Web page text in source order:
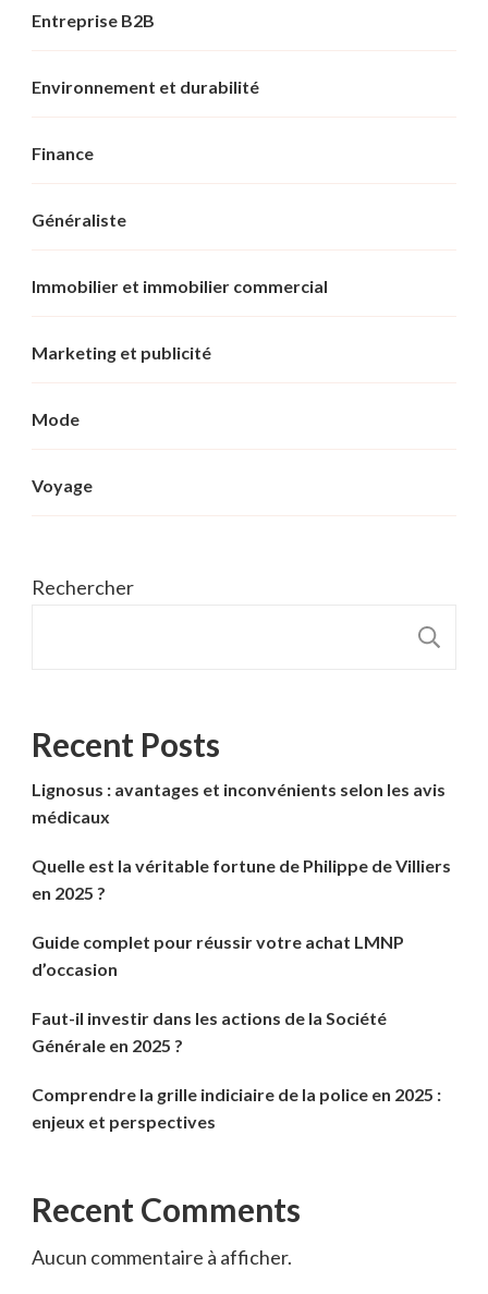
Entreprise B2B
Environnement et durabilité
Finance
Généraliste
Immobilier et immobilier commercial
Marketing et publicité
Mode
Voyage
Rechercher
Recent Posts
Lignosus : avantages et inconvénients selon les avis
médicaux
Quelle est la véritable fortune de Philippe de Villiers
en 2025 ?
Guide complet pour réussir votre achat LMNP
d’occasion
Faut-il investir dans les actions de la Société
Générale en 2025 ?
Comprendre la grille indiciaire de la police en 2025 :
enjeux et perspectives
Recent Comments
Aucun commentaire à afficher.